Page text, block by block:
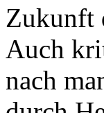
Zukunft
Auch
nach